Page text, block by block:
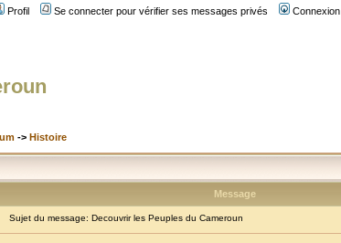
Profil
Se connecter pour vérifier ses messages privés Connexion
-> Histoire
Message
Sujet du message: Decouvrir les Peuples du Cameroun